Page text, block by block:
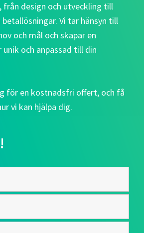
design och utveckling till
Vi tar hänsyn till
och mål och skapar en
unik och anpassad till din
för en kostnadsfri offert, och få
vi kan hjälpa dig.